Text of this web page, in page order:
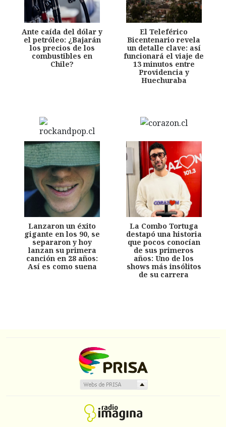
Ante caída del dólar y
el petróleo: ¿Bajarán
los precios de los
combustibles en
Chile?
El Teleférico
Bicentenario revela
un detalle clave: así
funcionará el viaje de
13 minutos entre
Providencia y
Huechuraba
Lanzaron un éxito
gigante en los 90, se
separaron y hoy
lanzan su primera
canción en 28 años:
Así es como suena
La Combo Tortuga
destapó una historia
que pocos conocían
de sus primeros
años: Uno de los
shows más insólitos
de su carrera